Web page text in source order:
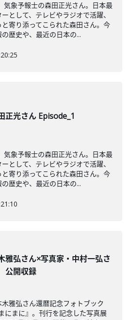
気象予報士の森田正光さん。日本最
として、テレビやラジオで活躍、
寄り添ってこられた森田さん。今
歴史や、最近の日本の...
正光さん Episode_1
気象予報士の森田正光さん。日本最
として、テレビやラジオで活躍、
寄り添ってこられた森田さん。今
歴史や、最近の日本の...
雅弘さん×写真家・中村一弘さ
開収録
雅弘さん還暦記念フォトブック
にまに』。刊行を記念した写真展